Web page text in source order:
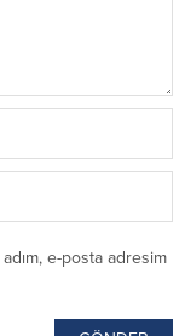
e-posta adresim